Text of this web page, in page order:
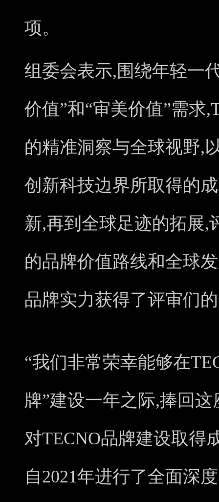
项。
组委会表示,围绕年轻一
价值”和“审美价值”需求
的精准洞察与全球视野,
创新科技边界所取得的
新,再到全球足迹的拓展,
的品牌价值路线和全球
品牌实力获得了评审们
“我们非常荣幸能够在
牌”建设一年之际,捧回
对TECNO品牌建设取得
自2021年进行了全面深